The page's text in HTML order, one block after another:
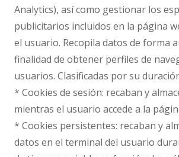
Analytics), así como gestionar los
publicitarios incluidos en la página
el usuario. Recopila datos de forma
finalidad de obtener perfiles de
usuarios. Clasificadas por su
* Cookies de sesión: recaban y
mientras el usuario accede a la
* Cookies persistentes: recaban y
datos en el terminal del usuario